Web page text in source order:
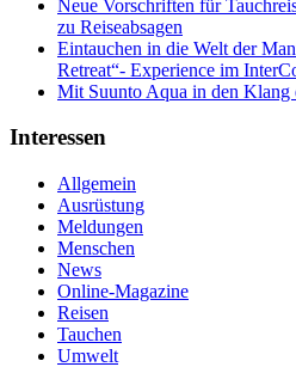
Neue Vorschriften für
zu Reiseabsagen
Eintauchen in die Welt der
Retreat“- Experience im
Mit Suunto Aqua in den Klang
Interessen
Allgemein
Ausrüstung
Meldungen
Menschen
News
Online-Magazine
Reisen
Tauchen
Umwelt